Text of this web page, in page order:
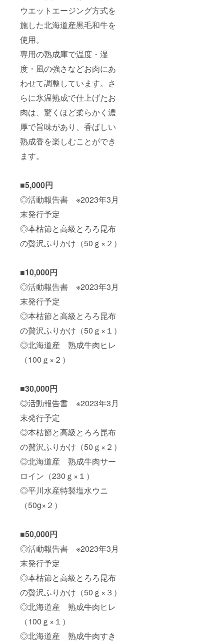
ウエットエージング方式を
施した北海道産黒毛和牛を
使用。
専用の熟成庫で温度・湿
度・風の強さなどお肉にあ
わせて調整しています。さ
らに氷温熟成で仕上げたお
肉は、驚くほど柔らかく濃
厚で旨味があり、香ばしい
熟成香を楽しむことができ
ます。
■5,000円
◎活動報告書 ※2023年3月
末発行予定
◎本枯節と高級とろろ昆布
の贅沢ふりかけ（50ｇ×２）
■10,000円
◎活動報告書 ※2023年3月
末発行予定
◎本枯節と高級とろろ昆布
の贅沢ふりかけ（50ｇ×１）
◎北海道産 熟成牛肉ヒレ
（100ｇ×２）
■30,000円
◎活動報告書 ※2023年3月
末発行予定
◎本枯節と高級とろろ昆布
の贅沢ふりかけ（50ｇ×２）
◎北海道産 熟成牛肉サー
ロイン（230ｇ×１）
◎平川水産特製塩水ウニ
（50g×２）
■50,000円
◎活動報告書 ※2023年3月
末発行予定
◎本枯節と高級とろろ昆布
の贅沢ふりかけ（50ｇ×３）
◎北海道産 熟成牛肉ヒレ
（100ｇ×１）
◎北海道産 熟成牛肉すき